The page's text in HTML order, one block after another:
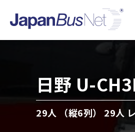
日野 U-
29人 （縦6列） 29人